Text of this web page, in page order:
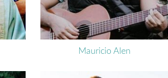
Mauricio Alen